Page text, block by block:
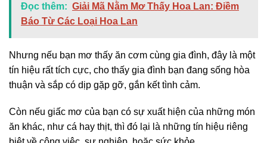
Đọc thêm: Giải Mã Nằm Mơ Thấy Hoa Lan: Điềm
Báo Từ Các Loại Hoa Lan
Nhưng nếu bạn mơ thấy ăn cơm cùng gia đình, đây là một
tín hiệu rất tích cực, cho thấy gia đình bạn đang sống hòa
thuận và sắp có dịp gặp gỡ, gắn kết tình cảm.
Còn nếu giấc mơ của bạn có sự xuất hiện của những món
ăn khác, như cá hay thịt, thì đó lại là những tín hiệu riêng